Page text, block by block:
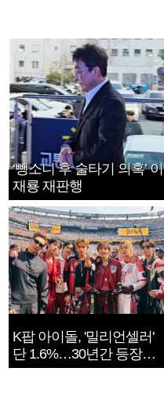
‘뺑소니 후 술타기 의혹’ 이
재룡 재판행
K팝 아이돌, '밀리언셀러'
단 1.6%…30년간 등장
1182개팀 전수조사